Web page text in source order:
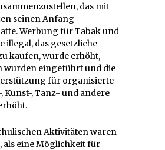
das mit
seinen Anfang
Werbung für Tabak und
illegal, das gesetzliche
kaufen, wurde erhöht,
wurden eingeführt und die
für organisierte
Kunst-, Tanz- und andere
Aktivitäten waren
als eine Möglichkeit für